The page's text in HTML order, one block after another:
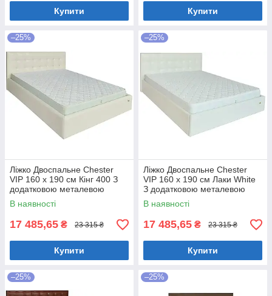
Купити Купити
–25%
Ліжко Двоспальне Chester
VIP 160 х 190 см Кінг 400 З
додатковою металевою
цільнозварною рамою C1
Білий
В наявності
17 485,65 ₴ 23 315 ₴
Купити
–25%
Ліжко Двоспальне Chester
VIP 160 х 190 см Лаки White
З додатковою металевою
цільнозварною рамою Білий
В наявності
17 485,65 ₴ 23 315 ₴
Купити
–25% –25%